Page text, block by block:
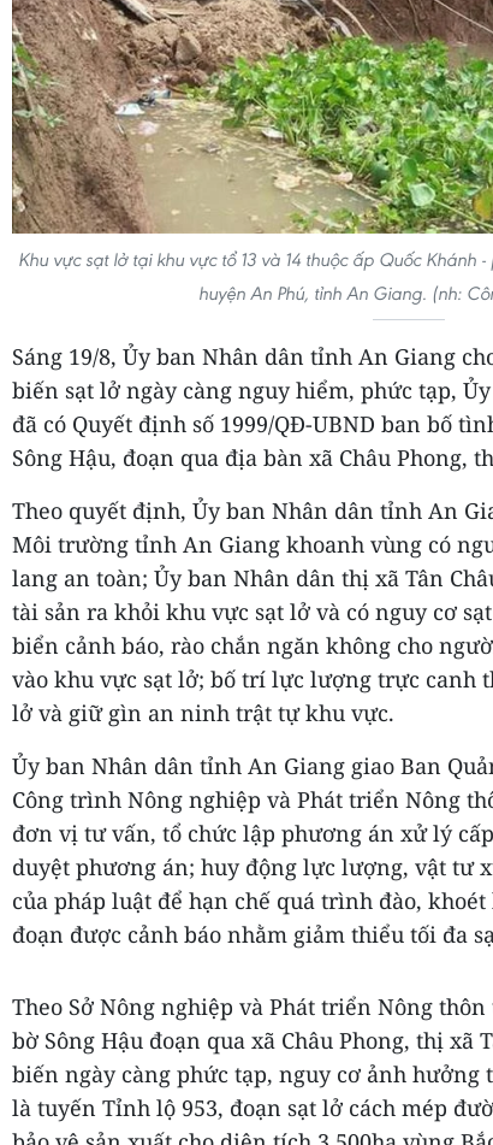
Khu vực sạt lở tại khu vực tổ 13 và 14 thuộc ấp Quốc Khánh
huyện An Phú, tỉnh An Giang. (nh:
Sáng 19/8, Ủy ban Nhân dân tỉnh An Giang
biến sạt lở ngày càng nguy hiểm, phức tạp,
đã có Quyết định số 1999/QĐ-UBND ban bố
Sông Hậu, đoạn qua địa bàn xã Châu Phong,
Theo quyết định, Ủy ban Nhân dân tỉnh An
Môi trường tỉnh An Giang khoanh vùng có
lang an toàn; Ủy ban Nhân dân thị xã Tân
tài sản ra khỏi khu vực sạt lở và có nguy cơ
biển cảnh báo, rào chắn ngăn không cho
vào khu vực sạt lở; bố trí lực lượng trực canh
lở và giữ gìn an ninh trật tự khu vực.
Ủy ban Nhân dân tỉnh An Giang giao Ban
Công trình Nông nghiệp và Phát triển Nông
đơn vị tư vấn, tổ chức lập phương án xử lý
duyệt phương án; huy động lực lượng, vật tư
của pháp luật để hạn chế quá trình đào,
đoạn được cảnh báo nhằm giảm thiểu tối đa
Theo Sở Nông nghiệp và Phát triển Nông
bờ Sông Hậu đoạn qua xã Châu Phong, thị xã
biến ngày càng phức tạp, nguy cơ ảnh hưởng
là tuyến Tỉnh lộ 953, đoạn sạt lở cách mép